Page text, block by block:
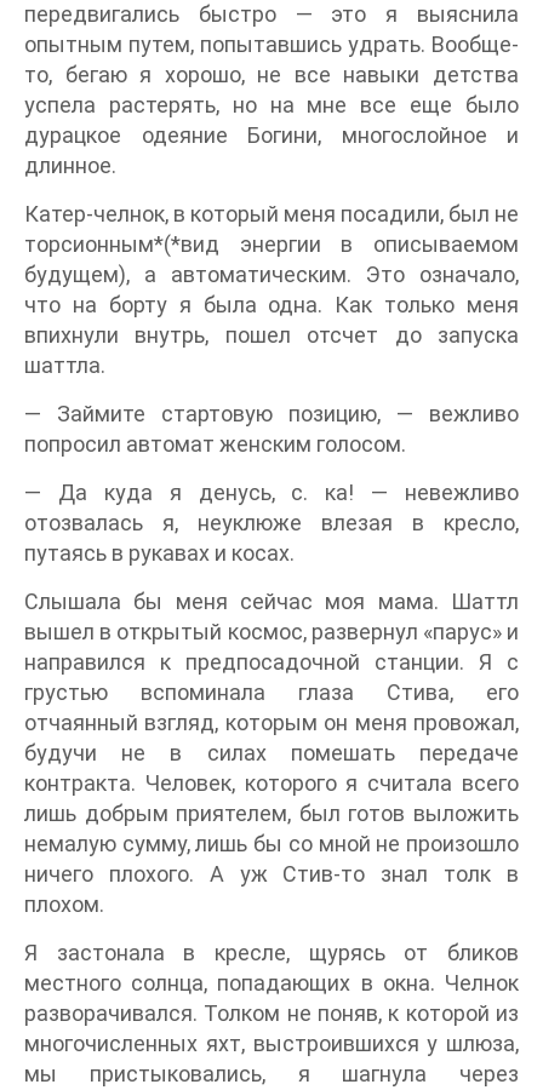
передвигались быстро — это я выяснила
опытным путем, попытавшись удрать. Вообще-
то, бегаю я хорошо, не все навыки детства
успела растерять, но на мне все еще было
дурацкое одеяние Богини, многослойное и
длинное.
Катер-челнок, в который меня посадили, был не
торсионным*(*вид энергии в описываемом
будущем), а автоматическим. Это означало,
что на борту я была одна. Как только меня
впихнули внутрь, пошел отсчет до запуска
шаттла.
— Займите стартовую позицию, — вежливо
попросил автомат женским голосом.
— Да куда я денусь, с. ка! — невежливо
отозвалась я, неуклюже влезая в кресло,
путаясь в рукавах и косах.
Слышала бы меня сейчас моя мама. Шаттл
вышел в открытый космос, развернул «парус» и
направился к предпосадочной станции. Я с
грустью вспоминала глаза Стива, его
отчаянный взгляд, которым он меня провожал,
будучи не в силах помешать передаче
контракта. Человек, которого я считала всего
лишь добрым приятелем, был готов выложить
немалую сумму, лишь бы со мной не произошло
ничего плохого. А уж Стив-то знал толк в
плохом.
Я застонала в кресле, щурясь от бликов
местного солнца, попадающих в окна. Челнок
разворачивался. Толком не поняв, к которой из
многочисленных яхт, выстроившихся у шлюза,
мы пристыковались, я шагнула через